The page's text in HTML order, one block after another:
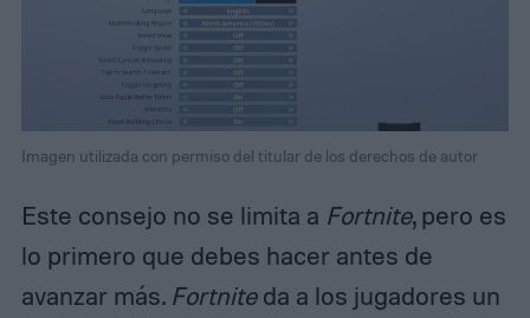
Imagen utilizada con permiso del titular de los derechos de autor
Este consejo no se limita a Fortnite, pero es
lo primero que debes hacer antes de
avanzar más. Fortniteda a los jugadores un